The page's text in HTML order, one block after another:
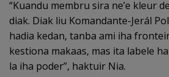
“Kuandu membru sira ne’e kleur
diak. Diak liu Komandante-Jerál
hadia kedan, tanba ami iha
kestiona makaas, mas ita labele
la iha poder”, haktuir Nia.